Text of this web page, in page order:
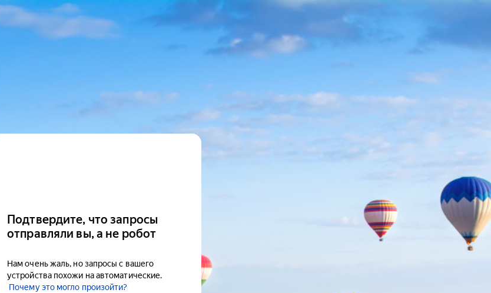
Подтвердите, что запросы
отправляли вы, а не робот
Нам очень жаль, но запросы с вашего
устройства похожи на автоматические.
Почему это могло произойти?